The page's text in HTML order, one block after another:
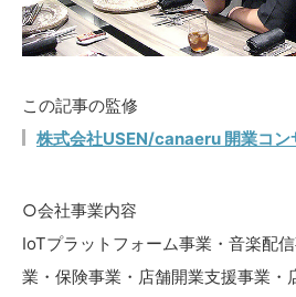
この記事の監修
株式会社USEN/canaeru 開業コン
○会社事業内容
IoTプラットフォーム事業・音楽配
業・保険事業・店舗開業支援事業・